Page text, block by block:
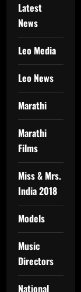
Latest
News
Leo Media
Leo News
Marathi
Marathi
Films
Miss & Mrs.
India 2018
Models
Music
Directors
National